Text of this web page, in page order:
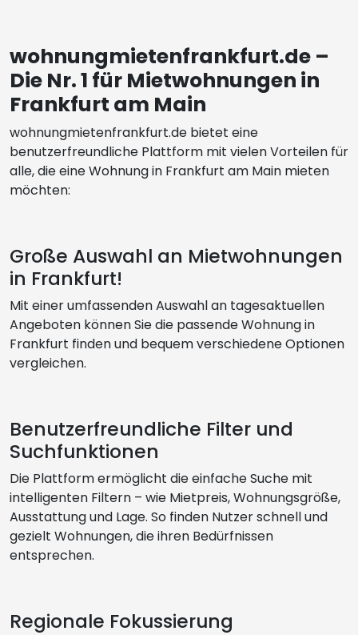
wohnungmietenfrankfurt.de –
Die Nr. 1 für Mietwohnungen in
Frankfurt am Main
wohnungmietenfrankfurt.de bietet eine
benutzerfreundliche Plattform mit vielen Vorteilen für
alle, die eine Wohnung in Frankfurt am Main mieten
möchten:
Große Auswahl an Mietwohnungen
in Frankfurt!
Mit einer umfassenden Auswahl an tagesaktuellen
Angeboten können Sie die passende Wohnung in
Frankfurt finden und bequem verschiedene Optionen
vergleichen.
Benutzerfreundliche Filter und
Suchfunktionen
Die Plattform ermöglicht die einfache Suche mit
intelligenten Filtern – wie Mietpreis, Wohnungsgröße,
Ausstattung und Lage. So finden Nutzer schnell und
gezielt Wohnungen, die ihren Bedürfnissen
entsprechen.
Regionale Fokussierung